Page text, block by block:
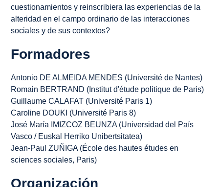
cuestionamientos y reinscribiera las experiencias de la
alteridad en el campo ordinario de las interacciones
sociales y de sus contextos?
Formadores
Antonio DE ALMEIDA MENDES (Université de Nantes)
Romain BERTRAND (Institut d'étude politique de Paris)
Guillaume CALAFAT (Université Paris 1)
Caroline DOUKI (Université Paris 8)
José María IMIZCOZ BEUNZA (Universidad del País
Vasco / Euskal Herriko Unibertsitatea)
Jean-Paul ZUÑIGA (École des hautes études en
sciences sociales, Paris)
Organización